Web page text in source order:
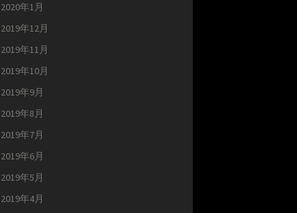
2020年1月
2019年12月
2019年11月
2019年10月
2019年9月
2019年8月
2019年7月
2019年6月
2019年5月
2019年4月